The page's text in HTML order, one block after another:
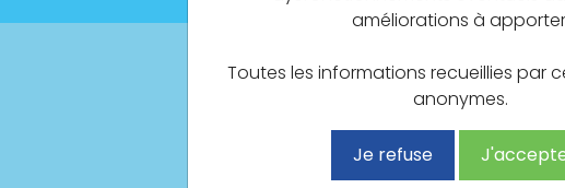
améliorations à
Toutes les informations recueillies par
anonymes.
Je refuse